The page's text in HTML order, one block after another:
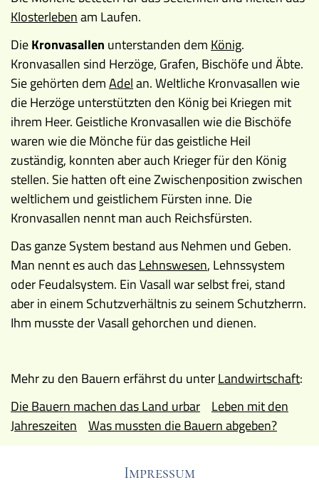
Klosterlebenam Laufen.
DieKronvasallen unterstanden dem König.
Kronvasallen sind Herzöge, Grafen, Bischöfe und Äbte.
Sie gehörten demAdelan. Weltliche Kronvasallen wie
die Herzöge unterstützten den König bei Kriegen mit
ihrem Heer. Geistliche Kronvasallen wie die Bischöfe
waren wie die Mönche für das geistliche Heil
zuständig, konnten aber auch Krieger für den König
stellen. Sie hatten oft eine Zwischenposition zwischen
weltlichem und geistlichem Fürsten inne. Die
Kronvasallen nennt man auch Reichsfürsten.
Das ganze System bestand aus Nehmen und Geben.
Man nennt es auch dasLehnswesen, Lehnssystem
oder Feudalsystem. Ein Vasall war selbst frei, stand
aber in einem Schutzverhältnis zu seinem Schutzherrn.
Ihm musste der Vasall gehorchen und dienen.
Mehr zu den Bauern erfährst du unterLandwirtschaft:
Die Bauern machen das Land urbar
Leben mit den
Jahreszeiten
Was mussten die Bauern abgeben?
Impressum